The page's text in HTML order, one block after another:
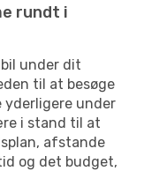
rundt i
under dit
til at besøge
yderligere under
i stand til at
afstande
og det budget,